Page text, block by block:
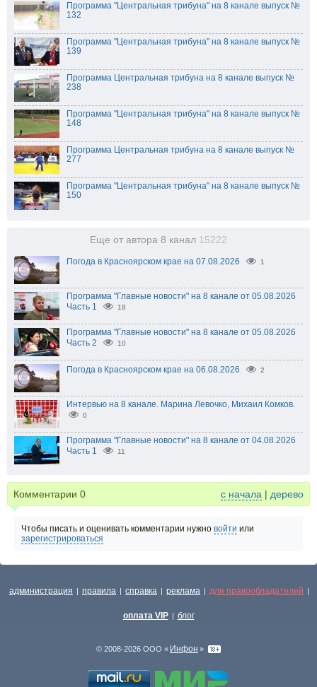
Программа "Центральная трибуна" на 8 канале выпуск №
132
Программа "Центральная трибуна" на 8 канале выпуск №
139
Программа Центральная трибуна на 8 канале выпуск №
238
Программа "Центральная трибуна" на 8 канале выпуск №
148
Программа Центральная трибуна на 8 канале выпуск №
277
Программа "Центральная трибуна" на 8 канале выпуск №
150
Еще от автора 8 канал 15222
Погода в Красноярском крае на 07.08.2026 1
Программа "Главные новости" на 8 канале от 05.08.2026
Часть 1
18
Программа "Главные новости" на 8 канале от 05.08.2026
Часть 2
10
Погода в Красноярском крае на 06.08.2026 2
Интервью на 8 канале. Марина Левочко, Михаил Комков.
0
Программа "Главные новости" на 8 канале от 04.08.2026
Часть 1
11
Комментарии 0 с начала | дерево
Чтобы писать и оценивать комментарии нужно войти или
зарегистрироваться
администрация | правила | справка | реклама | для правообладателей |
оплата VIP | блог
© 2008-2026 ООО « Инфон »